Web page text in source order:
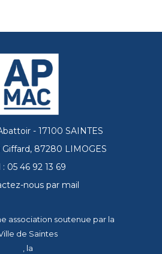
- 17100 SAINTES
87280 LIMOGES
: 05 46 92 13 69
nous par mail
association soutenue par la
de Saintes
, la